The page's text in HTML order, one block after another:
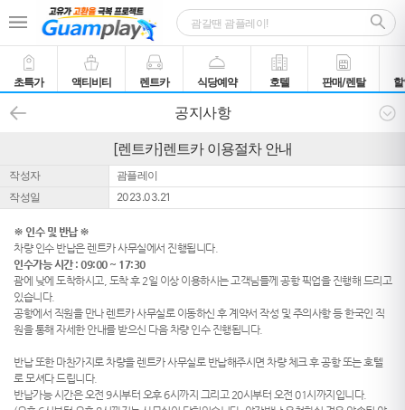
초특가 액티비티 렌트카 식당예약 호텔 판매/렌탈
공지사항
[렌트카]렌트카 이용절차 안내
작성자
괌플레이
작성일
2023.03.21
※ 인수 및 반납 ※
차량 인수 반납은 렌트카 사무실에서 진행됩니다.
인수가능 시간 : 09:00 ~ 17:30
괌에 낮에 도착하시고, 도착 후 2일 이상 이용하시는 고객님들께 공항 픽업을 진행해 드리고
있습니다.
공항에서 직원을 만나 렌트카 사무실로 이동하신 후 계약서 작성 및 주의사항 등 한국인 직
원을 통해 자세한 안내를 받으신 다음 차량 인수 진행됩니다.
반납 또한 마찬가지로 차량을 렌트카 사무실로 반납해주시면 차량 체크 후 공항 또는 호텔
로 모셔다 드립니다.
반납가능 시간은 오전 9시부터 오후 6시까지 그리고 20시부터 오전 01시까지입니다.